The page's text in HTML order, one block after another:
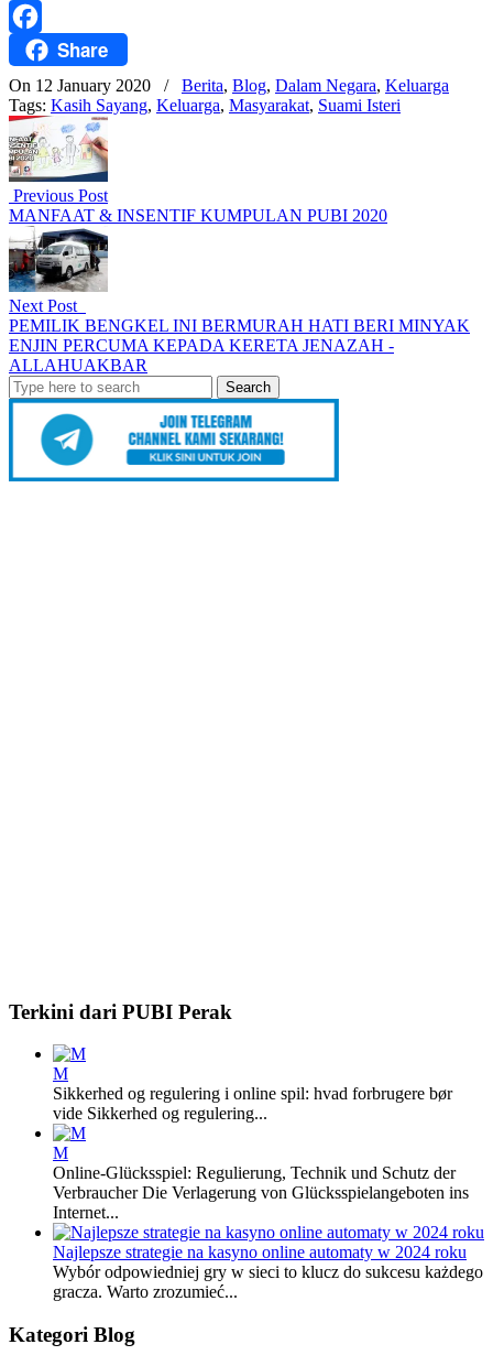
WhatsApp
FacebookShare
On 12 January 2020 / Berita, Blog, Dalam Negara, Keluarga
Tags: Kasih Sayang, Keluarga, Masyarakat, Suami Isteri
Previous Post
MANFAAT & INSENTIF KUMPULAN PUBI 2020
Next Post
PEMILIK BENGKEL INI BERMURAH HATI BERI MINYAK
ENJIN PERCUMA KEPADA KERETA JENAZAH -
ALLAHUAKBAR
Search
for:
Terkini dari PUBI Perak
M
Sikkerhed og regulering i online spil: hvad forbrugere bør
vide Sikkerhed og regulering...
M
Online-Glücksspiel: Regulierung, Technik und Schutz der
Verbraucher Die Verlagerung von Glücksspielangeboten ins
Internet...
Najlepsze strategie na kasyno online automaty w 2024 roku
Wybór odpowiedniej gry w sieci to klucz do sukcesu każdego
gracza. Warto zrozumieć...
Kategori Blog